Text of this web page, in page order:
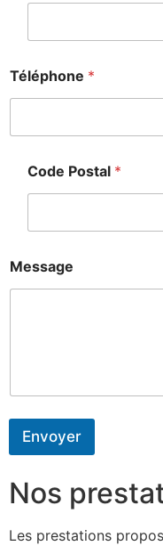
Téléphone *
Code Postal *
Message
Envoyer
Nos
Les prestations